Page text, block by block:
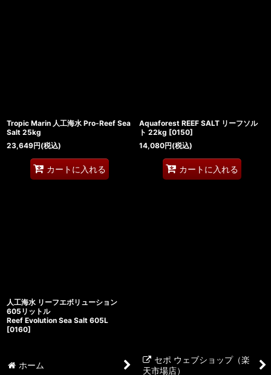
Tropic Marin 人工海水 Pro-Reef Sea
Salt 25kg
23,649円(税込)
カートに入れる
Aquaforest REEF SALT リーフソル
ト 22kg [0150]
14,080円(税込)
カートに入れる
人工海水 リーフエボリューション
605リットル
Reef Evolution Sea Salt 605L
[0160]
ホーム
セポ ウェブショップ（楽
天市場店）